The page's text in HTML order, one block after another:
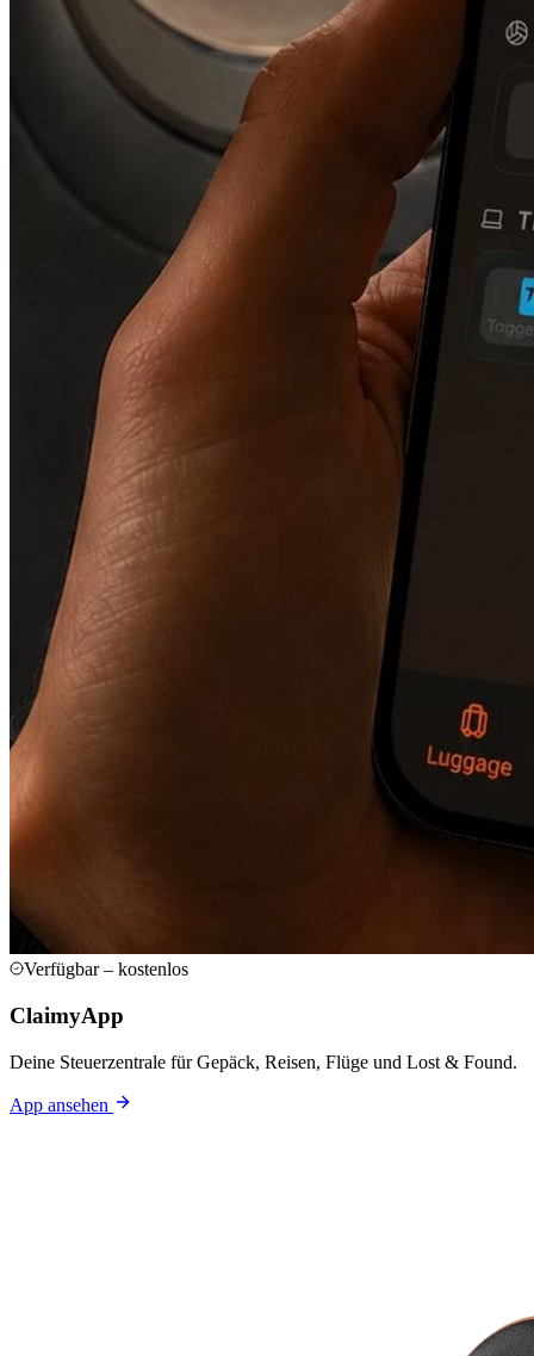
Verfügbar – kostenlos
ClaimyApp
Deine Steuerzentrale für Gepäck, Reisen, Flüge und Lost & Found.
App ansehen